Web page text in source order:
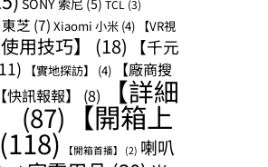
SONY 索尼 (5) TCL (3)
芝 (7) Xiaomi 小米 (4) 【VR視
使用技巧】 (18)
【千元
【實地探訪】 (4)
【廠商搜
【快訊報報】 (8) 【詳細
(87)【開箱上
【開箱首播】 (2) 喇叭